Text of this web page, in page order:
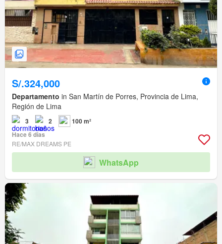
S/.324,000
Departamento in San Martín de Porres, Provincia de Lima,
Región de Lima
3 2
100 m²
Hace 6 días
RE/MAX DREAMS PE
WhatsApp